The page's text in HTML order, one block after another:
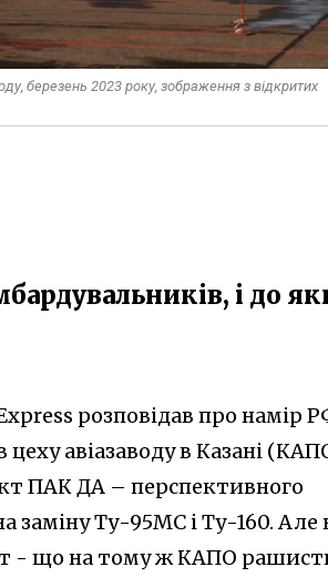
березень 2023 року, зображення з відкритих
і до
розповідав про намір
цеху авіазаводу в Казані
ПАК ДА – перспективного
заміну Ту-95МС і Ту-160. Але
- що на тому ж КАПО